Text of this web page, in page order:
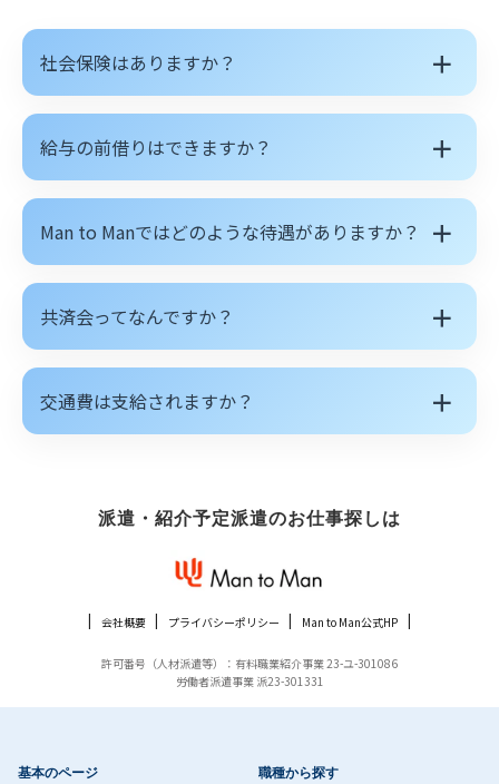
社会保険はありますか？ ＋
給与の前借りはできますか？ ＋
Man to Manではどのような待遇がありますか？ ＋
共済会ってなんですか？ ＋
交通費は支給されますか？ ＋
派遣・紹介予定派遣のお仕事探しは
会社概要 プライバシーポリシー Man to Man公式HP
許可番号（人材派遣等）：有料職業紹介事業 23-ユ-301086
労働者派遣事業 派23-301331
基本のページ 職種から探す